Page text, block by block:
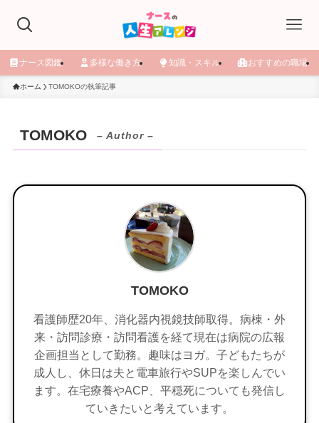
ナース図鑑 多様な働き方 知識・スキル おすすめの職場
ホーム TOMOKOの執筆記事
TOMOKO – Author –
TOMOKO
看護師歴20年、消化器内視鏡技師取得。病棟・外
来・訪問診療・訪問看護を経て現在は病院の広報
企画担当として勤務。趣味はヨガ。子どもたちが
成人し、休日は夫と電車旅行やSUPを楽しんでい
ます。在宅療養やACP、平穏死についても発信し
ていきたいと考えています。